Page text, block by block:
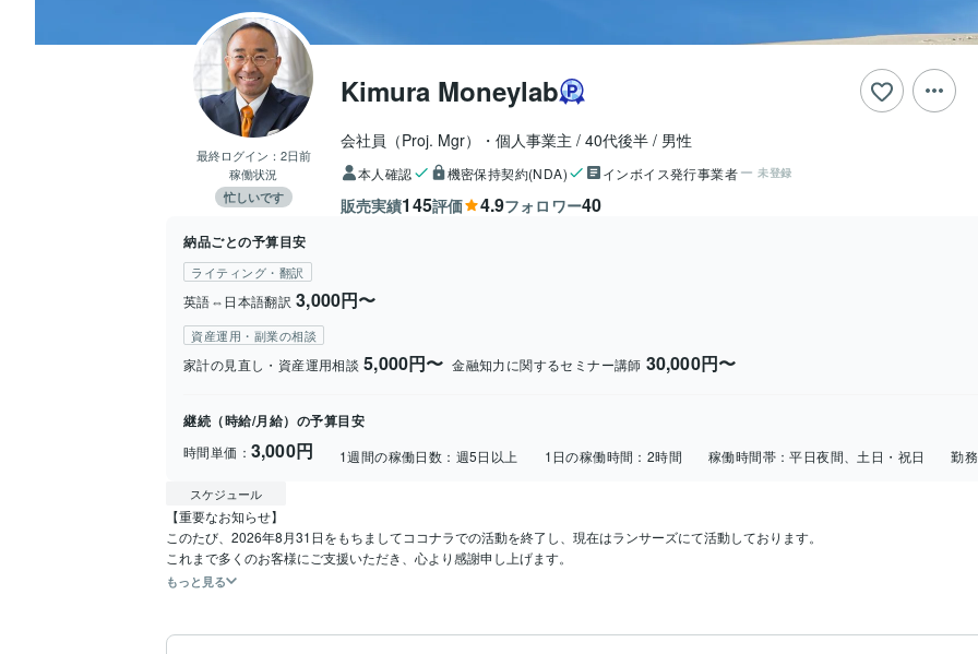
最終ログイン： 2日前
稼働状況
忙しいです
Kimura Moneylab
会社員（Proj. Mgr）・個人事業主 40代後半 男性
本人確認 機密保持契約(NDA) インボイス発行事業者 未登録
販売実績145評価 4.9フォロワー40
納品ごとの予算目安
ライティング・翻訳
英語⇔日本語翻訳 3,000円〜
資産運用・副業の相談
家計の見直し・資産運用相談 5,000円〜 金融知力に関するセミナー講師 30,000円〜
継続（時給/月給）の予算目安
時間単価： 3,000円 1週間の稼働日数： 週5日以上 1日の稼働時間： 2時間 稼働時間帯：平日夜間、土日・祝日 勤
スケジュール
【重要なお知らせ】
このたび、2026年8月31日をもちましてココナラでの活動を終了し、現在はランサーズにて活動しております。
これまで多くのお客様にご支援いただき、心より感謝申し上げます。
もっと見る